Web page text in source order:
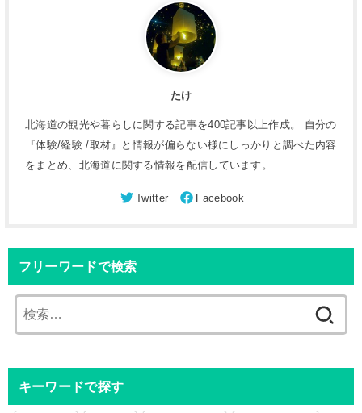
たけ
北海道の観光や暮らしに関する記事を400記事以上作成。 自分の
『体験/経験 /取材』と情報が偏らない様にしっかりと調べた内容
をまとめ、北海道に関する情報を配信しています。
フリーワードで検索
索
キーワードで探す